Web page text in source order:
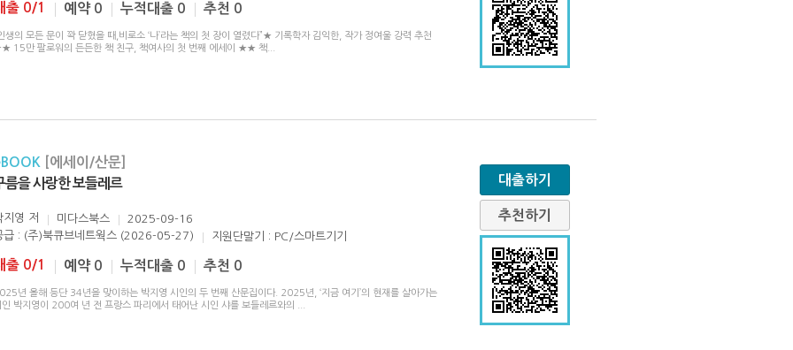
출 0/1 예약 0 누적대출 0 추천 0
생의 모든 문이 꽉 닫혔을 때,비로소 ‘나’라는 책의 첫 장이 열렸다”★ 기록학자 김익한, 작가 정여울 강력 추천
15만 팔로워의 든든한 책 친구, 책여사의 첫 번째 에세이 ★★ 책
[에세이/산문]
름을 사랑한 보들레르
지영 저 미다스북스
2025-09-16
급 : (주)북큐브네트웍스 (2026-05-27)
지원단말기 : PC/스마트기기
출 0/1 예약 0 누적대출 0 추천 0
년 올해 등단 34년을 맞이하는 박지영 시인의 두 번째 산문집이다. 2025년, ‘지금 여기’의 현재를 살아가는
인 박지영이 200여 년 전 프랑스 파리에서 태어난 시인 샤를 보들레르와의
대출하기
추천하기